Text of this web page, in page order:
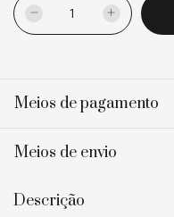
Meios de pagamento
Meios de envio
Descrição